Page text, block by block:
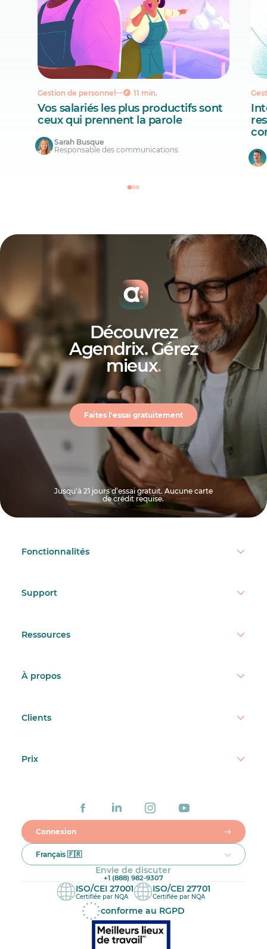
Gestion de personnel 11 min.
Vos salariés les plus productifs sont
ceux qui prennent la parole
Sarah Busque
Responsable des communications
Découvrez
Agendrix. Gérez
mieux.
Faites l'essai gratuitement
Jusqu'à 21 jours d’essai gratuit. Aucune carte
de crédit requise.
Fonctionnalités
Support
Ressources
À propos
Clients
Prix
Connexion
Français 🇫🇷
Envie de discuter
+1 (888) 982-9307
ISO/CEI 27001
Certifiée par NQA
ISO/CEI 27701
Certifiée par NQA
conforme au RGPD